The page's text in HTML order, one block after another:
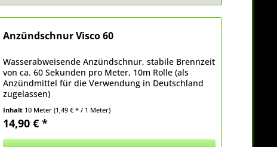
Anzündschnur Visco 60
Wasserabweisende Anzündschnur, stabile Brennzeit
von ca. 60 Sekunden pro Meter, 10m Rolle (als
Anzündmittel für die Verwendung in Deutschland
zugelassen)
Inhalt 10 Meter(1,49 € * / 1 Meter)
14,90 € *